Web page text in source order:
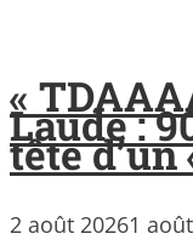
«
Laude :
tête d’un
2 août 20261